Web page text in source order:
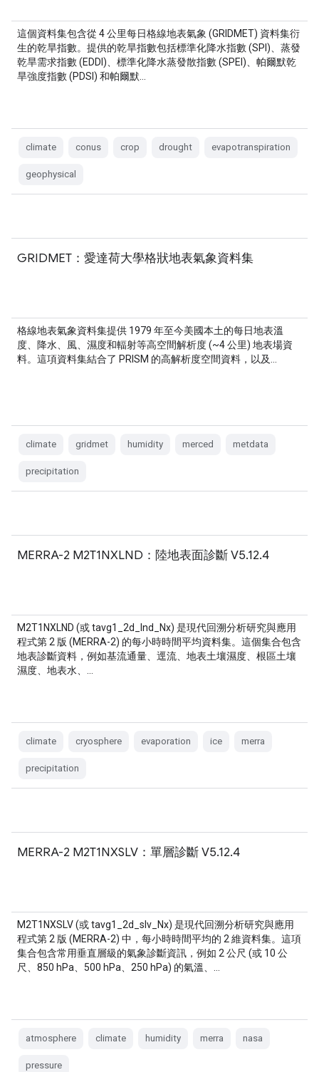
這個資料集包含從 4 公里每日格線地表氣象 (GRIDMET) 資料集衍
生的乾旱指數。提供的乾旱指數包括標準化降水指數 (SPI)、蒸發
乾旱需求指數 (EDDI)、標準化降水蒸發散指數 (SPEI)、帕爾默乾
旱強度指數 (PDSI) 和帕爾默…
climate conus crop drought evapotranspiration
geophysical
GRIDMET：愛達荷大學格狀地表氣象資料集
格線地表氣象資料集提供 1979 年至今美國本土的每日地表溫
度、降水、風、濕度和輻射等高空間解析度 (~4 公里) 地表場資
料。這項資料集結合了 PRISM 的高解析度空間資料，以及…
climate gridmet humidity merced metdata
precipitation
MERRA-2 M2T1NXLND：陸地表面診斷 V5.12.4
M2T1NXLND (或 tavg1_2d_lnd_Nx) 是現代回溯分析研究與應用
程式第 2 版 (MERRA-2) 的每小時時間平均資料集。這個集合包含
地表診斷資料，例如基流通量、逕流、地表土壤濕度、根區土壤
濕度、地表水、…
climate cryosphere evaporation ice merra
precipitation
MERRA-2 M2T1NXSLV：單層診斷 V5.12.4
M2T1NXSLV (或 tavg1_2d_slv_Nx) 是現代回溯分析研究與應用
程式第 2 版 (MERRA-2) 中，每小時時間平均的 2 維資料集。這項
集合包含常用垂直層級的氣象診斷資訊，例如 2 公尺 (或 10 公
尺、850 hPa、500 hPa、250 hPa) 的氣溫、…
atmosphere climate humidity merra nasa
pressure